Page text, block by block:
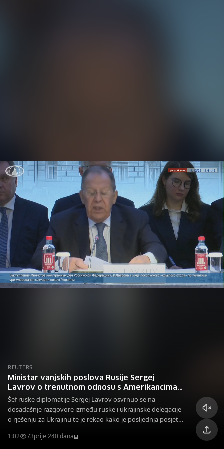
REUTERS
Ministar vanjskih poslova Rusije Sergej
Lavrov o trenutnom odnosu s Amerikancima
po pitanju Ukrajine
Šef ruske diplomatije Sergej Lavrov osvrnuo se na
dosadašnje razgovore između ruske i ukrajinske delegacije
o rješenju za Ukrajinu te je rekao kako je posljednja posjeta
nedoumica
1:02 73prije 240 dana